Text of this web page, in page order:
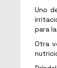
Uno
para
Otra